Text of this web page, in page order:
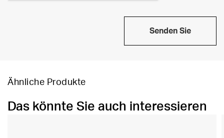
Senden Sie
Ähnliche Produkte
Das könnte Sie auch interessieren